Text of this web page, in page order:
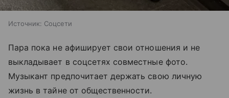
Источник: Соцсети
Пара пока не афиширует свои отношения и не
выкладывает в соцсетях совместные фото.
Музыкант предпочитает держать свою личную
жизнь в тайне от общественности.